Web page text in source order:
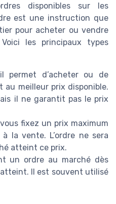
disponibles sur les
est une instruction que
pour acheter ou vendre
les principaux types
permet d’acheter ou de
au meilleur prix disponible.
il ne garantit pas le prix
fixez un prix maximum
la vente. L’ordre ne sera
atteint ce prix.
un ordre au marché dès
Il est souvent utilisé